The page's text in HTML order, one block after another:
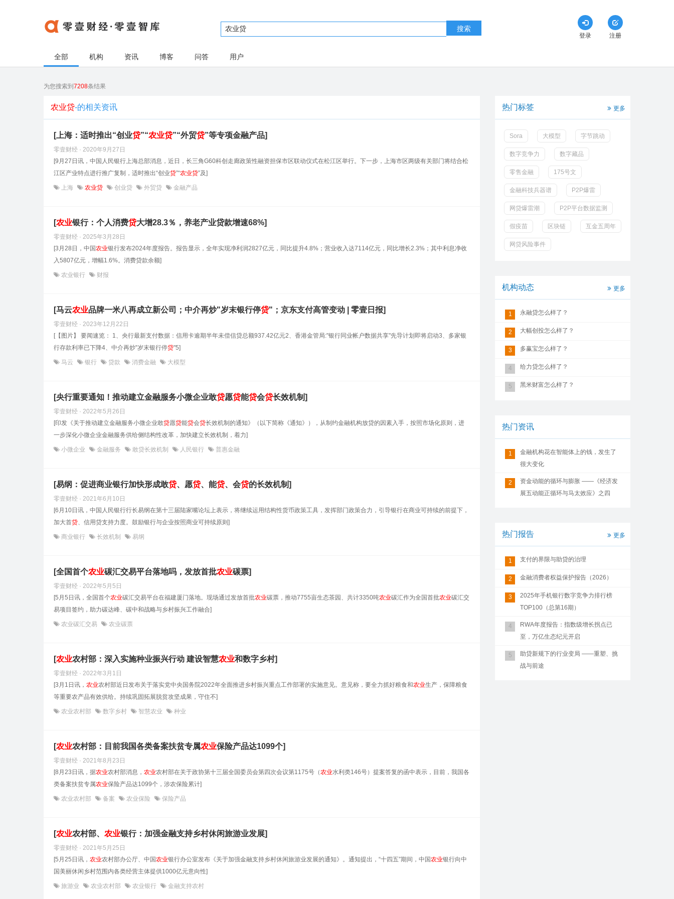
搜索
登录 注册
全部 机构 资讯 博客 问答 用户
为您搜索到 7208条结果
农业贷-的相关资讯
[上海：适时推出“创业贷”“农业贷”“外贸贷”等专项金融产品]
零壹财经 · 2020年9月27日
[9月27日讯，中国人民银行上海总部消息，近日，长三角G60科创走廊政策性融资担保市区联动仪式在松江区举行。下一步，上海市区两级有关部门将结合松
江区产业特点进行推广复制，适时推出“创业贷”“农业贷”及]
上海 农业贷 创业贷 外贸贷 金融产品
[农业银行：个人消费贷大增28.3％，养老产业贷款增速68%]
零壹财经 · 2025年3月28日
[3月28日，中国农业银行发布2024年度报告。报告显示，全年实现净利润2827亿元，同比提升4.8%；营业收入达7114亿元，同比增长2.3%；其中利息净收
入5807亿元，增幅1.6%。消费贷款余额]
农业银行 财报
[马云农业品牌一米八再成立新公司；中介再炒"岁末银行停贷"；京东支付高管变动 | 零壹日报]
零壹财经 · 2023年12月22日
[【图片】 要闻速览： 1、央行最新支付数据：信用卡逾期半年未偿信贷总额937.42亿元2、香港金管局:"银行同业帐户数据共享"先导计划即将启动3、多家银
行存款利率已下降4、中介再炒"岁末银行停贷"5]
马云 银行 贷款 消费金融 大模型
[央行重要通知！推动建立金融服务小微企业敢贷愿贷能贷会贷长效机制]
零壹财经 · 2022年5月26日
[印发《关于推动建立金融服务小微企业敢贷愿贷能贷会贷长效机制的通知》（以下简称《通知》），从制约金融机构放贷的因素入手，按照市场化原则，进
一步深化小微企业金融服务供给侧结构性改革，加快建立长效机制，着力]
小微企业 金融服务 敢贷长效机制 人民银行 普惠金融
[易纲：促进商业银行加快形成敢贷、愿贷、能贷、会贷的长效机制]
零壹财经 · 2021年6月10日
[6月10日讯，中国人民银行行长易纲在第十三届陆家嘴论坛上表示，将继续运用结构性货币政策工具，发挥部门政策合力，引导银行在商业可持续的前提下，
加大首贷、信用贷支持力度。鼓励银行与企业按照商业可持续原则]
商业银行 长效机制 易纲
[全国首个农业碳汇交易平台落地吗，发放首批农业碳票]
零壹财经 · 2022年5月5日
[5月5日讯，全国首个农业碳汇交易平台在福建厦门落地。现场通过发放首批农业碳票，推动7755亩生态茶园、共计3350吨农业碳汇作为全国首批农业碳汇交
易项目签约，助力碳达峰、碳中和战略与乡村振兴工作融合]
农业碳汇交易 农业碳票
[农业农村部：深入实施种业振兴行动 建设智慧农业和数字乡村]
零壹财经 · 2022年3月1日
[3月1日讯， 农业农村部近日发布关于落实党中央国务院2022年全面推进乡村振兴重点工作部署的实施意见。意见称，要全力抓好粮食和农业生产，保障粮食
等重要农产品有效供给。持续巩固拓展脱贫攻坚成果，守住不]
农业农村部 数字乡村 智慧农业 种业
[农业农村部：目前我国各类备案扶贫专属农业保险产品达1099个]
零壹财经 · 2021年8月23日
[8月23日讯，据农业农村部消息， 农业农村部在关于政协第十三届全国委员会第四次会议第1175号（农业水利类146号）提案答复的函中表示，目前，我国各
类备案扶贫专属农业保险产品达1099个，涉农保险累计]
农业农村部 备案 农业保险 保险产品
[农业农村部、 农业银行：加强金融支持乡村休闲旅游业发展]
零壹财经 · 2021年5月25日
[5月25日讯， 农业农村部办公厅、中国农业银行办公室发布《关于加强金融支持乡村休闲旅游业发展的通知》。通知提出，“十四五”期间，中国农业银行向中
国美丽休闲乡村范围内各类经营主体提供1000亿元意向性]
旅游业 农业农村部 农业银行 金融支持农村
热门标签 更多
Sora 大模型 字节跳动
数字竞争力 数字藏品
零售金融 175号文
金融科技兵器谱 P2P爆雷
网贷爆雷潮 P2P平台数据监测
假疫苗 区块链 互金五周年
网贷风险事件
机构动态 更多
1 永融贷怎么样了？
2 大幅创投怎么样了？
3 多赢宝怎么样了？
4 给力贷怎么样了？
5 黑米财富怎么样了？
热门资讯
1
金融机构花在智能体上的钱，发生了
很大变化
2
资金动能的循环与膨胀 ——《经济发
展五动能正循环与马太效应》之四
热门报告 更多
1 支付的界限与助贷的治理
2 金融消费者权益保护报告（2026）
3
2025年手机银行数字竞争力排行榜
TOP100（总第16期）
4
RWA年度报告：指数级增长拐点已
至，万亿生态纪元开启
5
助贷新规下的行业变局 ——重塑、挑
战与前途